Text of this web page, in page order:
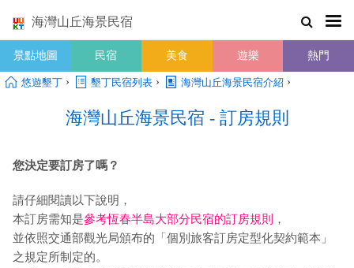
海灣山丘海景民宿
景點地圖 民宿 美食 遊樂 熱門
悠遊墾丁 › 墾丁民宿列表 › 海灣山丘海景民宿介紹 ›
海灣山丘海景民宿 - 訂房規則
您決定要訂房了嗎？
請仔細閱讀以下說明，
本訂房需知是參考恆春半島大部分民宿的訂房規則
，
並依照交通部觀光局頒布的「個別旅客訂房定型化契約範本」
之規定所制定的。